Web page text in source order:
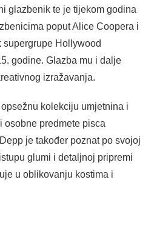
glazbenik te je tijekom godina
poput Alice Coopera i
supergrupe Hollywood
godine. Glazba mu i dalje
izražavanja.
kolekciju umjetnina i
osobne predmete pisca
je također poznat po svojoj
glumi i detaljnoj pripremi
u oblikovanju kostima i